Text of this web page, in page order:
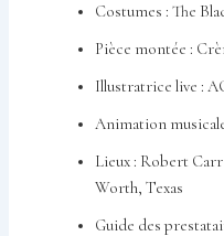
Costumes : The
Pièce montée :
Illustratrice live :
Animation
Lieux : Robert
Worth, Texas
Guide des